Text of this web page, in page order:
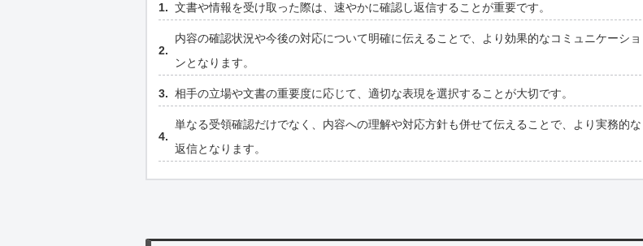
文書や情報を受け取った際は、速やかに確認し返信することが重要です。
内容の確認状況や今後の対応について明確に伝えることで、より効果的なコミュニケーショ
ンとなります。
相手の立場や文書の重要度に応じて、適切な表現を選択することが大切です。
単なる受領確認だけでなく、内容への理解や対応方針も併せて伝えることで、より実務的な
返信となります。